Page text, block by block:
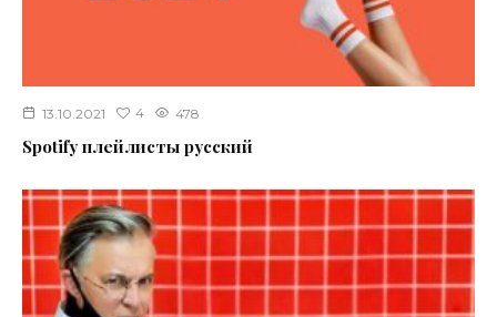
13.10.2021 4 478
Spotify плейлисты русский